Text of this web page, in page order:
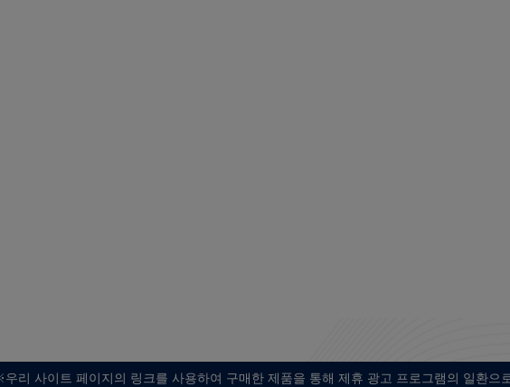
리 사이트 페이지의 링크를 사용하여 구매한 제품을 통해 제휴 광고 프로그램의 일환으